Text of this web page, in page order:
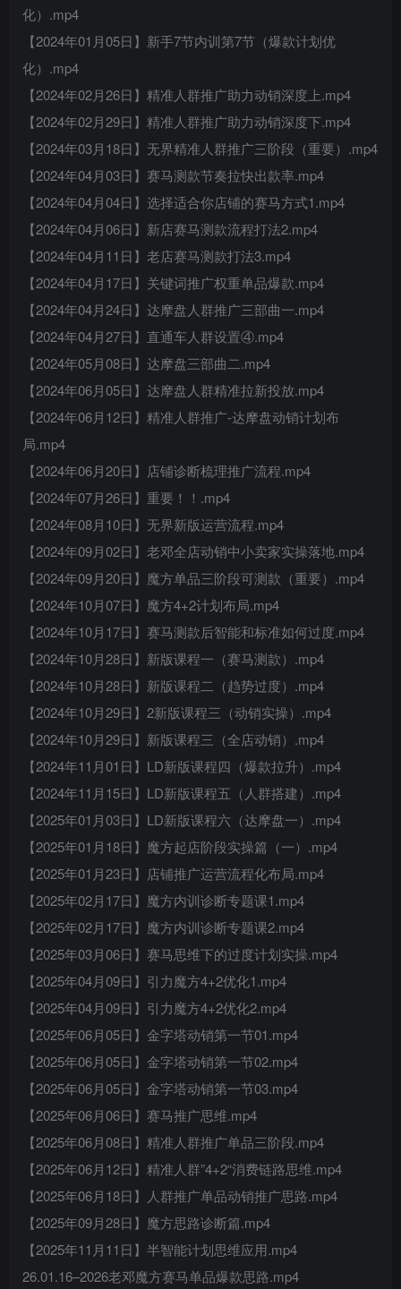
化）.mp4
【2024年01月05日】新手7节内训第7节（爆款计划优
化）.mp4
【2024年02月26日】精准人群推广助力动销深度上.mp4
【2024年02月29日】精准人群推广助力动销深度下.mp4
【2024年03月18日】无界精准人群推广三阶段（重要）.mp4
【2024年04月03日】赛马测款节奏拉快出款率.mp4
【2024年04月04日】选择适合你店铺的赛马方式1.mp4
【2024年04月06日】新店赛马测款流程打法2.mp4
【2024年04月11日】老店赛马测款打法3.mp4
【2024年04月17日】关键词推广权重单品爆款.mp4
【2024年04月24日】达摩盘人群推广三部曲一.mp4
【2024年04月27日】直通车人群设置④.mp4
【2024年05月08日】达摩盘三部曲二.mp4
【2024年06月05日】达摩盘人群精准拉新投放.mp4
【2024年06月12日】精准人群推广-达摩盘动销计划布
局.mp4
【2024年06月20日】店铺诊断梳理推广流程.mp4
【2024年07月26日】重要！！.mp4
【2024年08月10日】无界新版运营流程.mp4
【2024年09月02日】老邓全店动销中小卖家实操落地.mp4
【2024年09月20日】魔方单品三阶段可测款（重要）.mp4
【2024年10月07日】魔方4+2计划布局.mp4
【2024年10月17日】赛马测款后智能和标准如何过度.mp4
【2024年10月28日】新版课程一（赛马测款）.mp4
【2024年10月28日】新版课程二（趋势过度）.mp4
【2024年10月29日】2新版课程三（动销实操）.mp4
【2024年10月29日】新版课程三（全店动销）.mp4
【2024年11月01日】LD新版课程四（爆款拉升）.mp4
【2024年11月15日】LD新版课程五（人群搭建）.mp4
【2025年01月03日】LD新版课程六（达摩盘一）.mp4
【2025年01月18日】魔方起店阶段实操篇（一）.mp4
【2025年01月23日】店铺推广运营流程化布局.mp4
【2025年02月17日】魔方内训诊断专题课1.mp4
【2025年02月17日】魔方内训诊断专题课2.mp4
【2025年03月06日】赛马思维下的过度计划实操.mp4
【2025年04月09日】引力魔方4+2优化1.mp4
【2025年04月09日】引力魔方4+2优化2.mp4
【2025年06月05日】金字塔动销第一节01.mp4
【2025年06月05日】金字塔动销第一节02.mp4
【2025年06月05日】金字塔动销第一节03.mp4
【2025年06月06日】赛马推广思维.mp4
【2025年06月08日】精准人群推广单品三阶段.mp4
【2025年06月12日】精准人群”4+2“消费链路思维.mp4
【2025年06月18日】人群推广单品动销推广思路.mp4
【2025年09月28日】魔方思路诊断篇.mp4
【2025年11月11日】半智能计划思维应用.mp4
26.01.16–2026老邓魔方赛马单品爆款思路.mp4